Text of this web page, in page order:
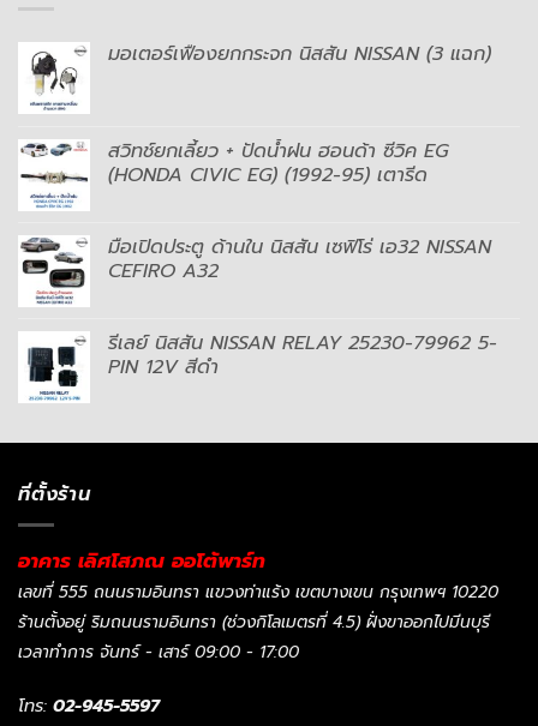
มอเตอร์เฟืองยกกระจก นิสสัน NISSAN (3 แฉก)
สวิทช์ยกเลี้ยว + ปัดน้ำฝน ฮอนด้า ซีวิค EG
(HONDA CIVIC EG) (1992-95) เตารีด
มือเปิดประตู ด้านใน นิสสัน เซฟิโร่ เอ32 NISSAN
CEFIRO A32
รีเลย์ นิสสัน NISSAN RELAY 25230-79962 5-
PIN 12V สีดำ
ที่ตั้งร้าน
อาคาร เลิศโสภณ ออโต้พาร์ท
เลขที่ 555 ถนนรามอินทรา แขวงท่าแร้ง เขตบางเขน กรุงเทพฯ 10220
ร้านตั้งอยู่ ริมถนนรามอินทรา (ช่วงกิโลเมตรที่ 4.5) ฝั่งขาออกไปมีนบุรี
เวลาทำการ จันทร์ - เสาร์ 09:00 - 17:00
โทร: 02-945-5597